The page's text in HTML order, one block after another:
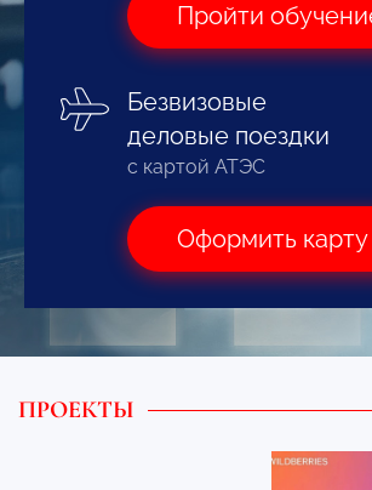
Пройти
Безвизовые
деловые поездки
с картой АТЭС
Оформить карту
ПРОЕКТЫ